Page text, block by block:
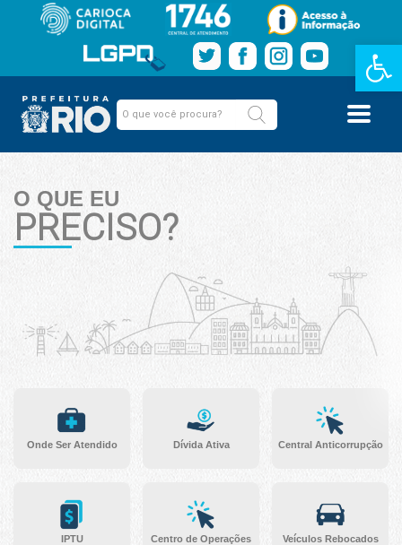
Barra de
O QUE EU
PRECISO?
Onde Ser Atendido
IPTU
Dívida Ativa
Centro de Operações
Central Anticorrupção
Veículos Rebocados